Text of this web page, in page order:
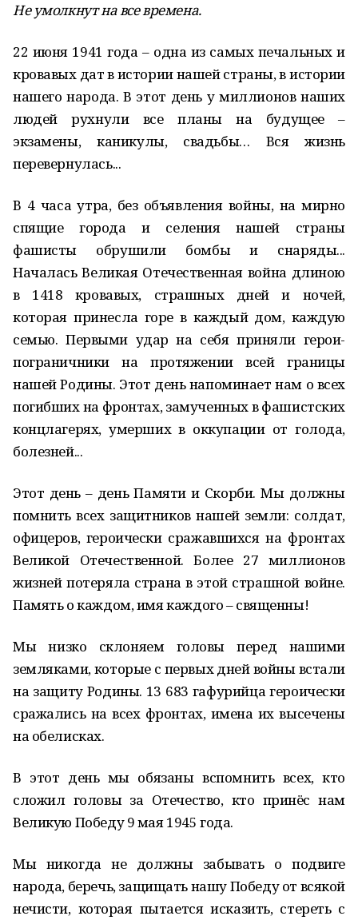
Не умолкнут на все времена.
22 июня 1941 года – одна из самых печальных и
кровавых дат в истории нашей страны, в истории
нашего народа. В этот день у миллионов наших
людей рухнули все планы на будущее –
экзамены, каникулы, свадьбы… Вся жизнь
перевернулась...
В 4 часа утра, без объявления войны, на мирно
спящие города и селения нашей страны
фашисты обрушили бомбы и снаряды...
Началась Великая Отечественная война длиною
в 1418 кровавых, страшных дней и ночей,
которая принесла горе в каждый дом, каждую
семью. Первыми удар на себя приняли герои-
пограничники на протяжении всей границы
нашей Родины. Этот день напоминает нам о всех
погибших на фронтах, замученных в фашистских
концлагерях, умерших в оккупации от голода,
болезней...
Этот день – день Памяти и Скорби. Мы должны
помнить всех защитников нашей земли: солдат,
офицеров, героически сражавшихся на фронтах
Великой Отечественной. Более 27 миллионов
жизней потеряла страна в этой страшной войне.
Память о каждом, имя каждого – священны!
Мы низко склоняем головы перед нашими
земляками, которые с первых дней войны встали
на защиту Родины. 13 683 гафурийца героически
сражались на всех фронтах, имена их высечены
на обелисках.
В этот день мы обязаны вспомнить всех, кто
сложил головы за Отечество, кто принёс нам
Великую Победу 9 мая 1945 года.
Мы никогда не должны забывать о подвиге
народа, беречь, защищать нашу Победу от всякой
нечисти, которая пытается исказить, стереть с